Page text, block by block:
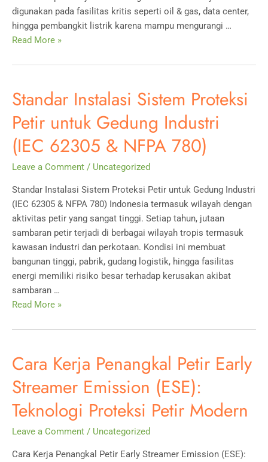
digunakan pada fasilitas kritis seperti oil & gas, data center,
hingga pembangkit listrik karena mampu mengurangi …
Cara
Lightning
untuk
Teknologi
Pencegah
Sambaran
Petir
Read More »
Standar Instalasi Sistem Proteksi
Petir untuk Gedung Industri
(IEC 62305 & NFPA 780)
Leave a Comment / Uncategorized
Standar Instalasi Sistem Proteksi Petir untuk Gedung Industri
(IEC 62305 & NFPA 780) Indonesia termasuk wilayah dengan
aktivitas petir yang sangat tinggi. Setiap tahun, jutaan
sambaran petir terjadi di berbagai wilayah tropis termasuk
kawasan industri dan perkotaan. Kondisi ini membuat
bangunan tinggi, pabrik, gudang logistik, hingga fasilitas
energi memiliki risiko besar terhadap kerusakan akibat
sambaran …
Standar
Sistem
Petir
Gedung
Industri
(IEC
62305
Read More »
Cara Kerja Penangkal Petir Early
Streamer Emission (ESE):
Teknologi Proteksi Petir Modern
Leave a Comment / Uncategorized
Cara Kerja Penangkal Petir Early Streamer Emission (ESE):